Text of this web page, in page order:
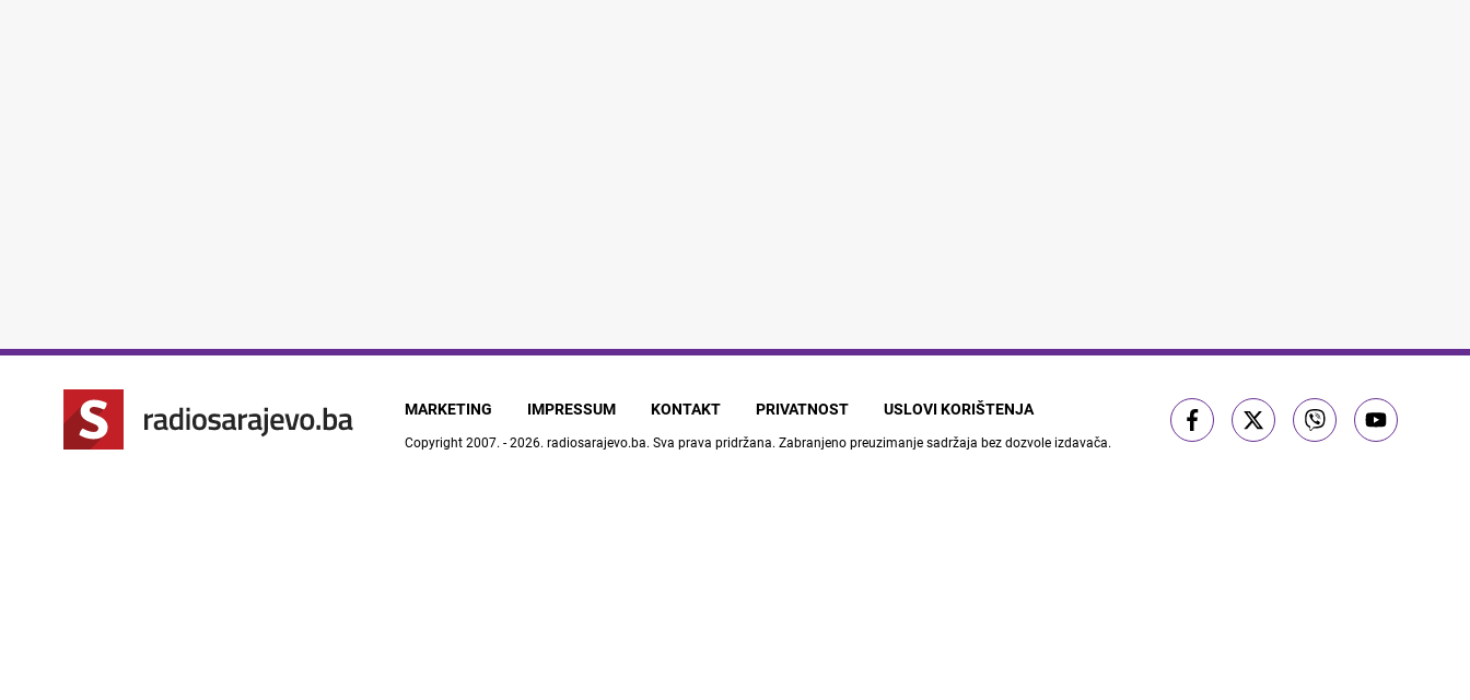
MARKETING IMPRESSUM KONTAKT PRIVATNOST USLOVI KORIŠTENJA
Copyright 2007. - 2026. radiosarajevo.ba. Sva prava pridržana. Zabranjeno preuzimanje sadržaja bez dozvole izdavača.